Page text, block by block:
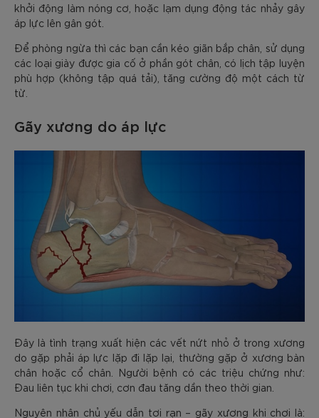
khởi động làm nóng cơ, hoặc lạm dụng động tác nhảy gây
áp lực lên gân gót.
Để phòng ngừa thì các bạn cần kéo giãn bắp chân, sử dụng
các loại giày được gia cố ở phần gót chân, có lịch tập luyện
phù hợp (không tập quá tải), tăng cường độ một cách từ
từ.
Gãy xương do áp lực
Đây là tình trạng xuất hiện các vết nứt nhỏ ở trong xương
do gặp phải áp lực lặp đi lặp lại, thường gặp ở xương bàn
chân hoặc cổ chân. Người bệnh có các triệu chứng như:
Đau liên tục khi chơi, cơn đau tăng dần theo thời gian.
Nguyên nhân chủ yếu dẫn tơi rạn – gãy xương khi chơi là: